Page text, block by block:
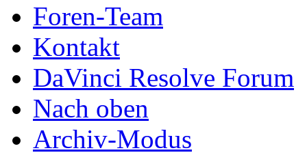
Foren-Team
Kontakt
DaVinci Resolve Forum
Nach oben
Archiv-Modus